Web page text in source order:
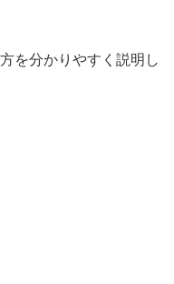
を分かりやすく説明し